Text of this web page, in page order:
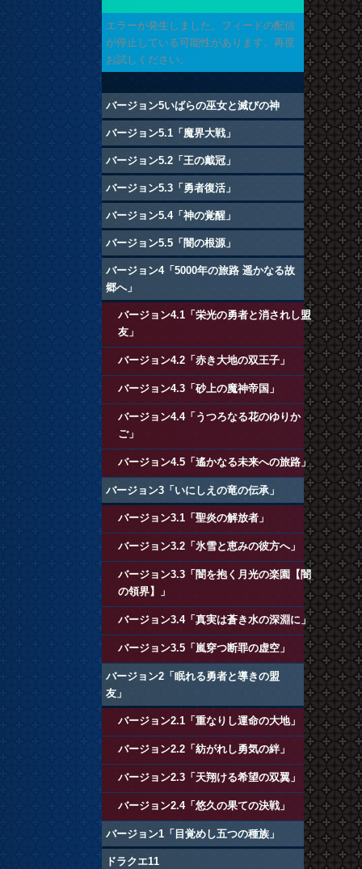
エラーが発生しました。フィードの配信
が停止している可能性があります。再度
お試しください。
バージョン5いばらの巫女と滅びの神
バージョン5.1「魔界大戦」
バージョン5.2「王の戴冠」
バージョン5.3「勇者復活」
バージョン5.4「神の覚醒」
バージョン5.5「闇の根源」
バージョン4「5000年の旅路 遥かなる故
郷へ」
バージョン4.1「栄光の勇者と消されし盟
友」
バージョン4.2「赤き大地の双王子」
バージョン4.3「砂上の魔神帝国」
バージョン4.4「うつろなる花のゆりか
ご」
バージョン4.5「遙かなる未来への旅路」
バージョン3「いにしえの竜の伝承」
バージョン3.1「聖炎の解放者」
バージョン3.2「氷雪と恵みの彼方へ」
バージョン3.3「闇を抱く月光の楽園【闇
の領界】」
バージョン3.4「真実は蒼き水の深淵に」
バージョン3.5「嵐穿つ断罪の虚空」
バージョン2「眠れる勇者と導きの盟
友」
バージョン2.1「重なりし運命の大地」
バージョン2.2「紡がれし勇気の絆」
バージョン2.3「天翔ける希望の双翼」
バージョン2.4「悠久の果ての決戦」
バージョン1「目覚めし五つの種族」
ドラクエ11